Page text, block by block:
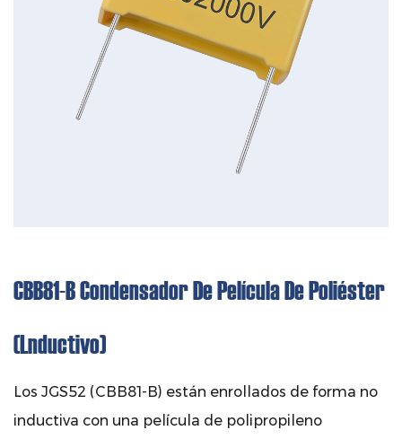
CBB81-B Condensador De Película De Poliéster
(lnductivo)
Los JGS52 (CBB81-B) están enrollados de forma no
inductiva con una película de polipropileno